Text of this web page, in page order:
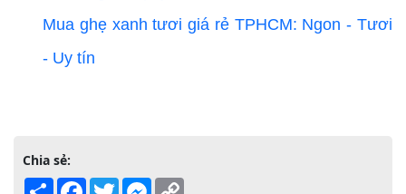
Mua ghẹ xanh tươi giá rẻ TPHCM: Ngon - Tươi
- Uy tín
Chia sẻ:
Share Facebook
TwitterMessenger